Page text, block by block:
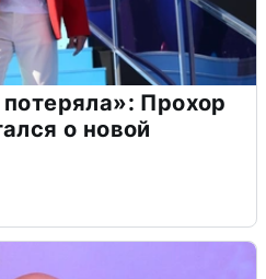
Прохор
о новой